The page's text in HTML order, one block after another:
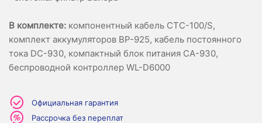
В комплекте: компонентный кабель CTC-100/S,
комплект аккумуляторов BP-925, кабель постоянного
тока DC-930, компактный блок питания CA-930,
беспроводной контроллер WL-D6000
Официальная гарантия
Рассрочка без переплат